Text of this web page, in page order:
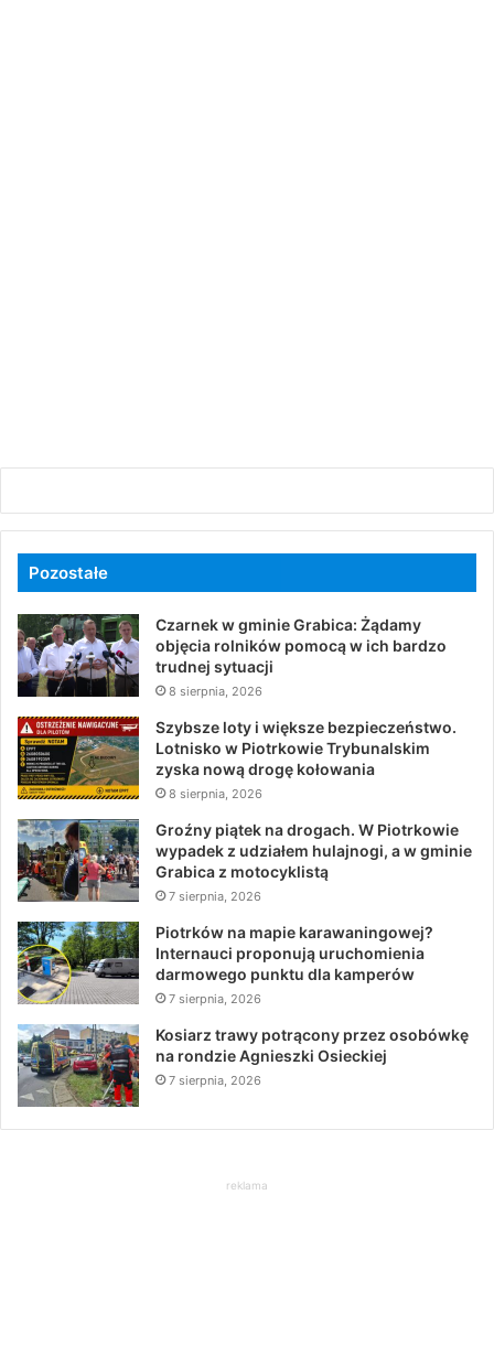
Pozostałe
Czarnek w gminie Grabica: Żądamy
objęcia rolników pomocą w ich bardzo
trudnej sytuacji
8 sierpnia, 2026
Szybsze loty i większe bezpieczeństwo.
Lotnisko w Piotrkowie Trybunalskim
zyska nową drogę kołowania
8 sierpnia, 2026
Groźny piątek na drogach. W Piotrkowie
wypadek z udziałem hulajnogi, a w gminie
Grabica z motocyklistą
7 sierpnia, 2026
Piotrków na mapie karawaningowej?
Internauci proponują uruchomienia
darmowego punktu dla kamperów
7 sierpnia, 2026
Kosiarz trawy potrącony przez osobówkę
na rondzie Agnieszki Osieckiej
7 sierpnia, 2026
reklama